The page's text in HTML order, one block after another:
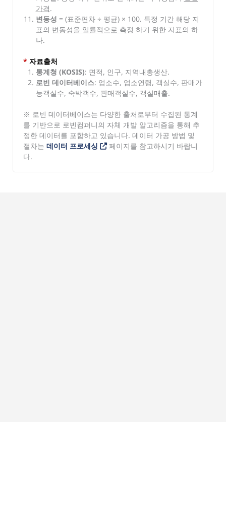
가격.
변동성 = (표준편차 ÷ 평균) × 100. 특정 기간 해당 지
표의 변동성을 일률적으로 측정 하기 위한 지표의 하
나.
* 자료출처
통계청 (KOSIS): 면적, 인구, 지역내총생산.
로빈 데이터베이스: 업소수, 업소연령, 객실수, 판매가
능객실수, 숙박객수, 판매객실수, 객실매출.
※ 로빈 데이터베이스는 다양한 출처로부터 수집된 통계
를 기반으로 로빈컴퍼니의 자체 개발 알고리즘을 통해 추
정한 데이터를 포함하고 있습니다. 데이터 가공 방법 및
절차는 데이터 프로세싱
페이지를 참고하시기 바랍니
다.